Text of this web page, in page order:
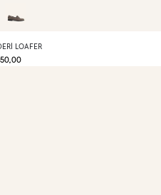
LOAFER